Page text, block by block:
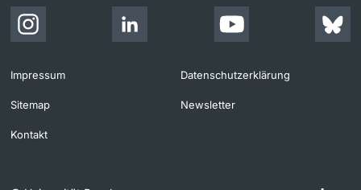
Impressum Datenschutzerklärung
Sitemap Newsletter
Kontakt